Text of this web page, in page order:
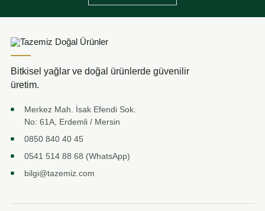
Bitkisel yağlar ve doğal ürünlerde güvenilir
üretim.
Merkez Mah. İsak Efendi Sok.
No: 61A, Erdemli / Mersin
0850 840 40 45
0541 514 88 68 (WhatsApp)
bilgi@tazemiz.com